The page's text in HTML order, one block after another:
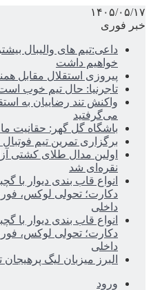
۱۴۰۵/۰۵/۱۷
خبر فوری
داعی:تیم های والیبال
خواهیم داشت
پیروزی استقلال مقابل
تاجرنیا: حال تیم خوب
واکنش تند رضاییان به
می‌گرفتید
باشگاه گل گهر: حقانیت
برگزاری تمرین تیم
اولین مدال طلای کشتی
نقره‌ای شد
انواع قاب بندی دیوار با
دکارت؛ تحولی لوکس،
داخلی
انواع قاب بندی دیوار با
دکارت؛ تحولی لوکس،
داخلی
البرز میزبان لیگ پرهیجان
ورود